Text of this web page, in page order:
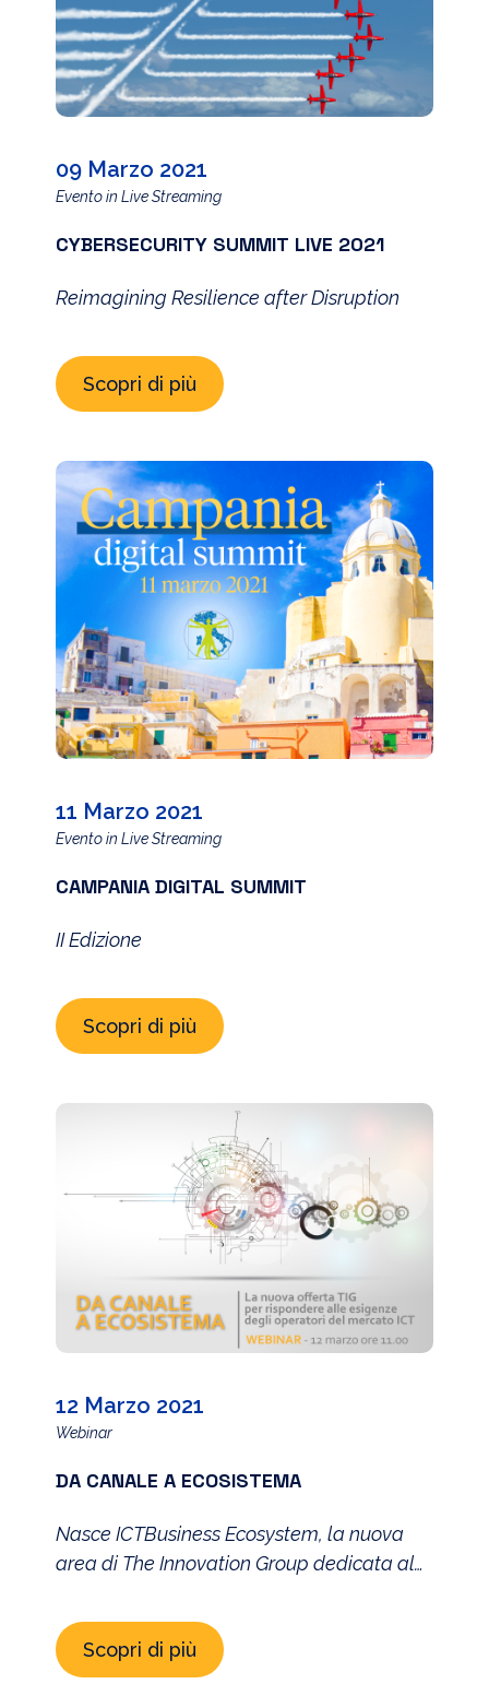
09 Marzo 2021
Evento in Live Streaming
CYBERSECURITY SUMMIT LIVE 2021
Reimagining Resilience after Disruption
Scopri di più
11 Marzo 2021
Evento in Live Streaming
CAMPANIA DIGITAL SUMMIT
II Edizione
Scopri di più
12 Marzo 2021
Webinar
DA CANALE A ECOSISTEMA
Nasce ICTBusiness Ecosystem, la nuova
area di The Innovation Group dedicata al
Scopri di più